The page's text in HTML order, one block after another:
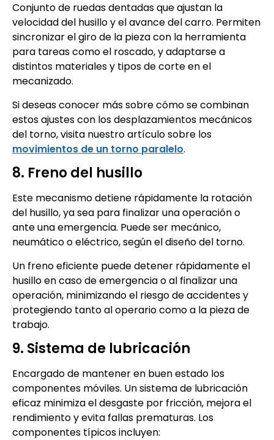
Conjunto de ruedas dentadas que ajustan la
velocidad del husillo y el avance del carro. Permiten
sincronizar el giro de la pieza con la herramienta
para tareas como el roscado, y adaptarse a
distintos materiales y tipos de corte en el
mecanizado.
Si deseas conocer más sobre cómo se combinan
estos ajustes con los desplazamientos mecánicos
del torno, visita nuestro artículo sobre los
movimientos de un torno paralelo.
8. Freno del husillo
Este mecanismo detiene rápidamente la rotación
del husillo, ya sea para finalizar una operación o
ante una emergencia. Puede ser mecánico,
neumático o eléctrico, según el diseño del torno.
Un freno eficiente puede detener rápidamente el
husillo en caso de emergencia o al finalizar una
operación, minimizando el riesgo de accidentes y
protegiendo tanto al operario como a la pieza de
trabajo.
9. Sistema de lubricación
Encargado de mantener en buen estado los
componentes móviles. Un sistema de lubricación
eficaz minimiza el desgaste por fricción, mejora el
rendimiento y evita fallas prematuras. Los
componentes típicos incluyen: